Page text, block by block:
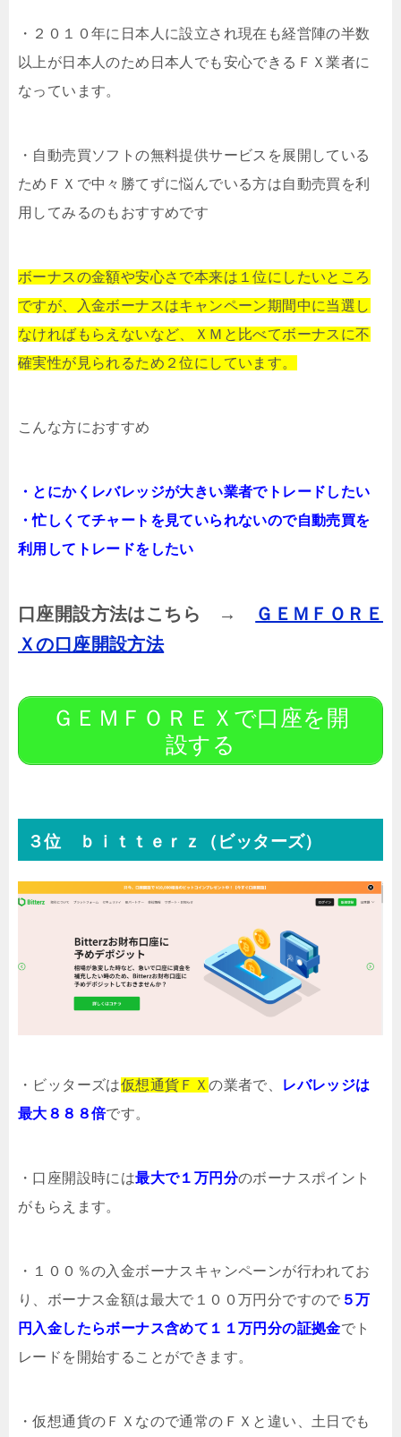
・２０１０年に日本人に設立され現在も経営陣の半数
以上が日本人のため日本人でも安心できるＦＸ業者に
なっています。
・自動売買ソフトの無料提供サービスを展開している
ためＦＸで中々勝てずに悩んでいる方は自動売買を利
用してみるのもおすすめです
ボーナスの金額や安心さで本来は１位にしたいところ
ですが、入金ボーナスはキャンペーン期間中に当選し
なければもらえないなど、ＸＭと比べてボーナスに不
確実性が見られるため２位にしています。
こんな方におすすめ
・とにかくレバレッジが大きい業者でトレードしたい
・忙しくてチャートを見ていられないので自動売買を
利用してトレードをしたい
口座開設方法はこちら →
ＧＥＭＦＯＲＥ
Ｘの口座開設方法
ＧＥＭＦＯＲＥＸで口座を開
設する
３位 ｂｉｔｔｅｒｚ（ビッターズ）
・ビッターズは仮想通貨ＦＸの業者で、
レバレッジは
最大８８８倍です。
・口座開設時には最大で１万円分のボーナスポイント
がもらえます。
・１００％の入金ボーナスキャンペーンが行われてお
り、ボーナス金額は最大で１００万円分ですので ５万
円入金したらボーナス含めて１１万円分の証拠金でト
レードを開始することができます。
・仮想通貨のＦＸなので通常のＦＸと違い、土日でも